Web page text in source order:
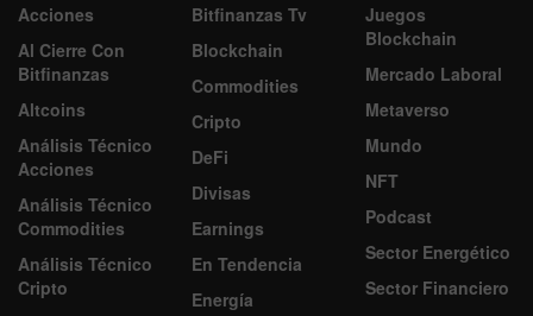
Acciones
Al Cierre Con
Bitfinanzas
Altcoins
Análisis Técnico
Acciones
Análisis Técnico
Commodities
Análisis Técnico
Cripto
Bitfinanzas Tv
Blockchain
Commodities
Cripto
DeFi
Divisas
Earnings
En Tendencia
Energía
Juegos
Blockchain
Mercado Laboral
Metaverso
Mundo
NFT
Podcast
Sector Energético
Sector Financiero